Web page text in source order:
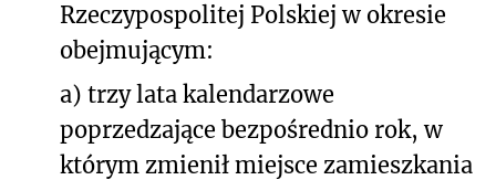
Rzeczypospolitej Polskiej w okresie
obejmującym:
a) trzy lata kalendarzowe
poprzedzające bezpośrednio rok, w
którym zmienił miejsce zamieszkania